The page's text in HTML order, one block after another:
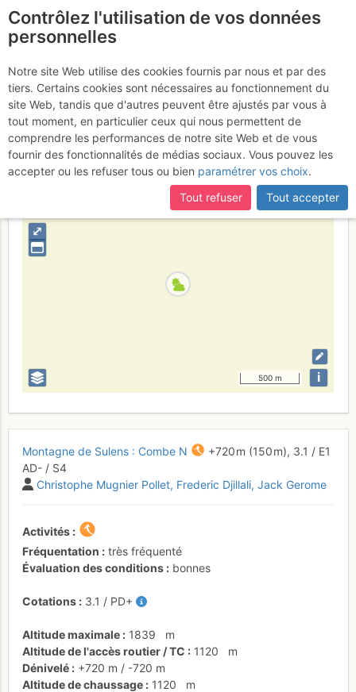
Montagne de Sulens :
Combe N
Samedi 9 janvier 2010
France Haute-Savoie Bornes - Aravis
⤢
500 m i
Montagne de Sulens : Combe N +720 m (150 m), 3.1 / E1
AD- / S4
Christophe Mugnier Pollet Frederic Djillali Jack Gerome
Activités
Fréquentation
très fréquenté
Évaluation des conditions
bonnes
Cotations 3.1 / PD+
Altitude maximale 1839
m
Altitude de l'accès routier / TC
1120
m
Dénivelé
+720 m / -720 m
Altitude de chaussage
1120
m
Contrôlez l'utilisation de vos données
personnelles
Notre site Web utilise des cookies fournis par nous et par des
tiers. Certains cookies sont nécessaires au fonctionnement du
site Web, tandis que d'autres peuvent être ajustés par vous à
tout moment, en particulier ceux qui nous permettent de
comprendre les performances de notre site Web et de vous
fournir des fonctionnalités de médias sociaux. Vous pouvez les
accepter ou les refuser tous ou bien paramétrer vos choix.
Tout refuser
Tout accepter